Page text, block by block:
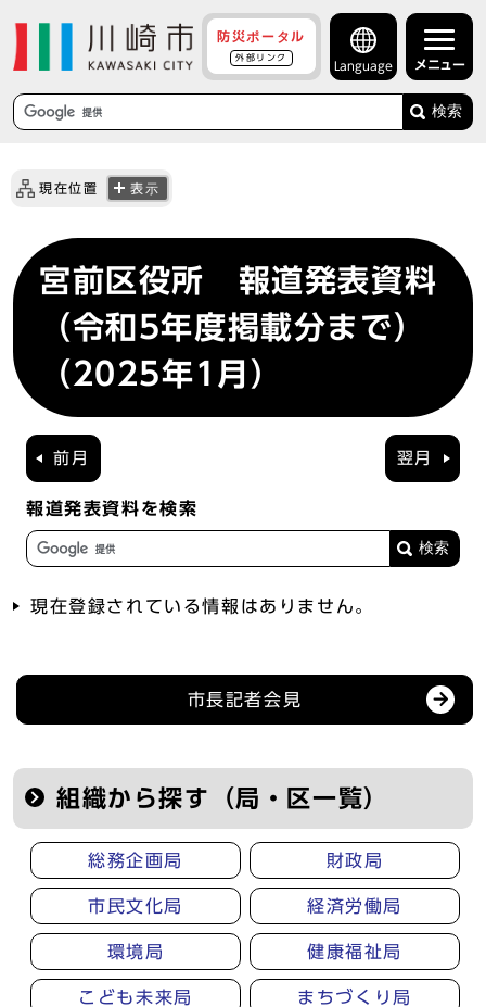
防災ポータル
外部リンク
Language メニュー
検索
現在位置 表示
宮前区役所 報道発表資料
（令和5年度掲載分まで）
（2025年1月）
前月 翌月
報道発表資料を検索
現在登録されている情報はありません。
市長記者会見
組織から探す（局・区一覧）
総務企画局 財政局
市民文化局 経済労働局
環境局 健康福祉局
こども未来局 まちづくり局